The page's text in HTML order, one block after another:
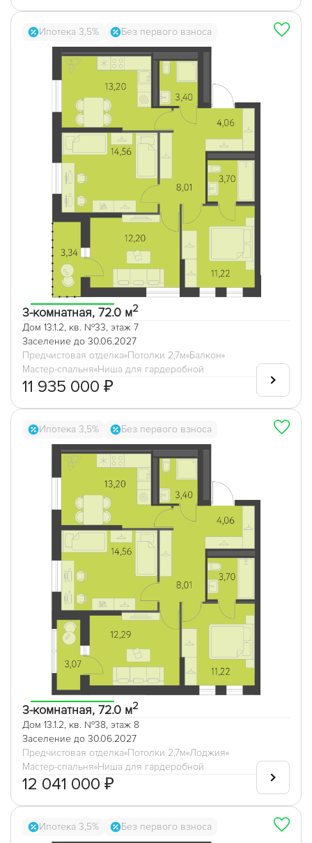
Ипотека 3,5% Без первого взноса
3-комнатная, 72.0 м2
Дом 13.1.2, кв. №33, этаж 7
Заселение до 30.06.2027
Предчистовая отделка Потолки 2,7м Балкон
Мастер-спальня Ниша для гардеробной
11 935 000 ₽
Ипотека 3,5% Без первого взноса
3-комнатная, 72.0 м2
Дом 13.1.2, кв. №38, этаж 8
Заселение до 30.06.2027
Предчистовая отделка Потолки 2,7м Лоджия
Мастер-спальня Ниша для гардеробной
12 041 000 ₽
Ипотека 3,5% Без первого взноса